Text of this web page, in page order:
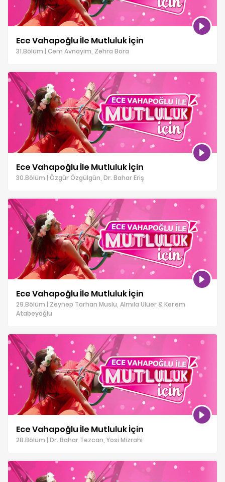
Ece Vahapoğlu İle Mutluluk İçin
31.Bölüm | Cem Avnayim, Zehra Bora
Ece Vahapoğlu İle Mutluluk İçin
30.Bölüm | Özgür Özgülgün, Dr. Bahar Eriş
Ece Vahapoğlu İle Mutluluk İçin
29.Bölüm | Zeynep Tarhan Muslu, Almıla Uluer & Kerem
Atabeyoğlu
Ece Vahapoğlu İle Mutluluk İçin
28.Bölüm | Dr. Bahar Tezcan, Yosi Mizrahi